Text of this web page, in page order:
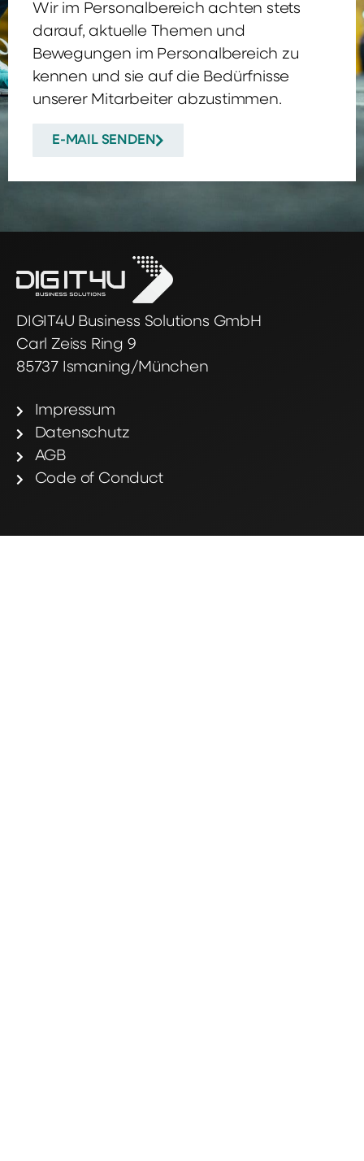
Wir im Personalbereich achten stets
darauf, aktuelle Themen und
Bewegungen im Personalbereich zu
kennen und sie auf die Bedürfnisse
unserer Mitarbeiter abzustimmen.
E-MAIL SENDEN
DIGIT4U Business Solutions GmbH
Carl Zeiss Ring 9
85737 Ismaning/München
Impressum
Datenschutz
AGB
Code of Conduct